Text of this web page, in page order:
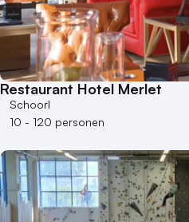
Restaurant Hotel Merlet
Schoorl
10 - 120 personen